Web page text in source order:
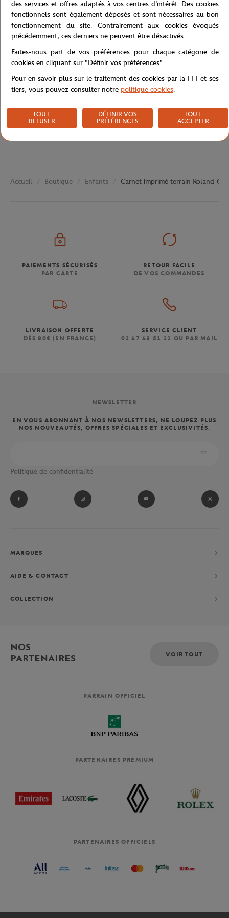
idées et vos inspirations.
RPPU0123-TBA-TU
Caractéristiques
Livraison et retours
Accueil Boutique Enfants Carnet imprimé terrain Roland-
PAIEMENTS SÉCURISÉS
PAR CARTE
RETOUR FACILE
DE VOS COMMANDES
LIVRAISON OFFERTE
DÈS 80€ (EN FRANCE)
SERVICE CLIENT
01 47 43 51 11 OU PAR MAIL
NEWSLETTER
EN VOUS ABONNANT À NOS NEWSLETTERS, NE LOUPEZ PLUS
NOS NOUVEAUTÉS, OFFRES SPÉCIALES ET EXCLUSIVITÉS.
Politique de confidentialité
MARQUES
AIDE & CONTACT
COLLECTION
NOS
PARTENAIRES
VOIR TOUT
PARRAIN OFFICIEL
PARTENAIRES PREMIUM
PARTENAIRES OFFICIELS
des services et offres adaptés à vos centres d'intérêt. Des cookies
fonctionnels sont également déposés et sont nécessaires au bon
fonctionnement du site. Contrairement aux cookies évoqués
précédemment, ces derniers ne peuvent être désactivés.
Faites-nous part de vos préférences pour chaque catégorie de
cookies en cliquant sur "Définir vos préférences".
Pour en savoir plus sur le traitement des cookies par la FFT et ses
tiers, vous pouvez consulter notre politique cookies.
TOUT
REFUSER
DÉFINIR VOS
PRÉFÉRENCES
TOUT
ACCEPTER